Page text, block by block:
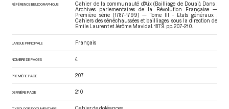
RÉFÉRENCE BIBLIOGRAPHIQUE
Cahier de la communauté d'Aix (Bailliage de Douai). Dans :
Archives parlementaires de la Révolution Française —
Première série (1787-1799) — Tome III - Etats généraux ;
Cahiers des sénéchaussées et bailliages , sous la direction de
Emile Laurent et Jérôme Mavidal. 1879. pp. 207-210.
LANGUE PRINCIPALE Français
NOMBRE DE PAGES 4
PREMIÈRE PAGE 207
DERNIÈRE PAGE 210